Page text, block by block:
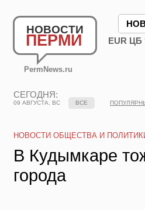
НОВОСТИ
ПЕРМИ
PermNews.ru
EUR ЦБ
СЕГОДНЯ:
09 АВГУСТА, ВС ВСЕ
НОВОСТИ ОБЩЕСТВА И
В Кудымкаре
города